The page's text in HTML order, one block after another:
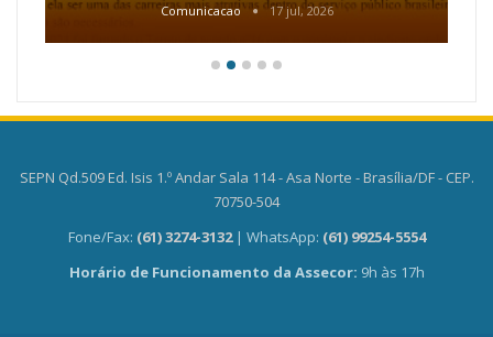
Comunicacao 17 jul, 2026
SEPN Qd.509 Ed. Isis 1.º Andar Sala 114 - Asa Norte - Brasília/DF - CEP.
70750-504
Fone/Fax: (61) 3274-3132 | WhatsApp: (61) 99254-5554
Horário de Funcionamento da Assecor: 9h às 17h